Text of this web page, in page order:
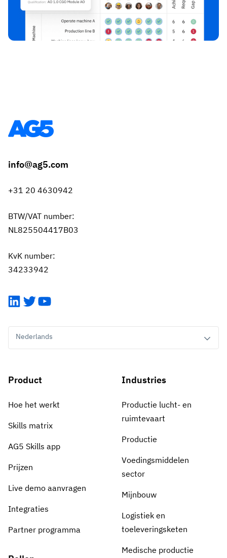
info@ag5.com
+31 20 4630942
BTW/VAT number:
NL825504417B03
KvK number:
34233942
LinkedIn
TwitterYouTube
Nederlands
Product
Hoe het werkt
Skills matrix
AG5 Skills app
Prijzen
Live demo aanvragen
Integraties
Partner programma
Industries
Productie lucht- en
ruimtevaart
Productie
Voedingsmiddelen
sector
Mijnbouw
Logistiek en
toeleveringsketen
Medische productie